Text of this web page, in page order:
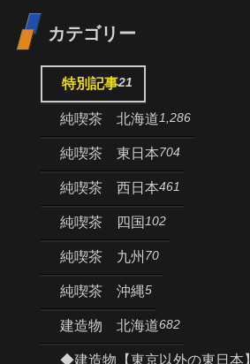
カテゴリー
特別記事21
純喫茶 北海道1,286
純喫茶 東日本704
純喫茶 西日本461
純喫茶 四国102
純喫茶 九州 70
純喫茶 沖縄5
建造物 北海道682
◆建造物【東京以外の東日本】